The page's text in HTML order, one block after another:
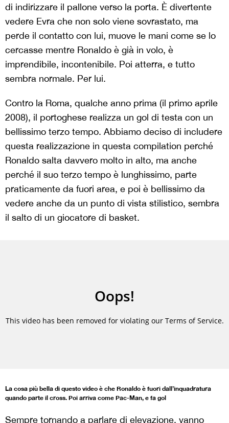
di indirizzare il pallone verso la porta. È divertente
vedere Evra che non solo viene sovrastato, ma
perde il contatto con lui, muove le mani come se lo
cercasse mentre Ronaldo è già in volo, è
imprendibile, incontenibile. Poi atterra, e tutto
sembra normale. Per lui.
Contro la Roma, qualche anno prima (il primo aprile
2008), il portoghese realizza un gol di testa con un
bellissimo terzo tempo. Abbiamo deciso di includere
questa realizzazione in questa compilation perché
Ronaldo salta davvero molto in alto, ma anche
perché il suo terzo tempo è lunghissimo, parte
praticamente da fuori area, e poi è bellissimo da
vedere anche da un punto di vista stilistico, sembra
il salto di un giocatore di basket.
La cosa più bella di questo video è che Ronaldo è fuori dall’inquadratura
quando parte il cross. Poi arriva come Pac-Man, e fa gol
Sempre tornando a parlare di elevazione, vanno